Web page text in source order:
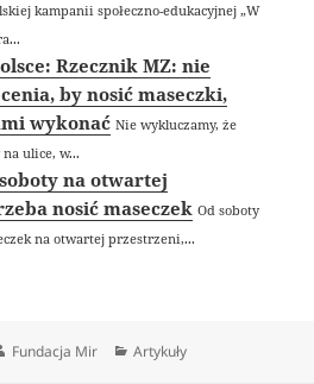
kampanii społeczno-edukacyjnej „W
Rzecznik MZ: nie
by nosić maseczki,
wykonać Nie wykluczamy, że
ulice, w...
na otwartej
nosić maseczek Od soboty
na otwartej przestrzeni,...
Autor
Fundacja Mir Kategorie
Artykuły